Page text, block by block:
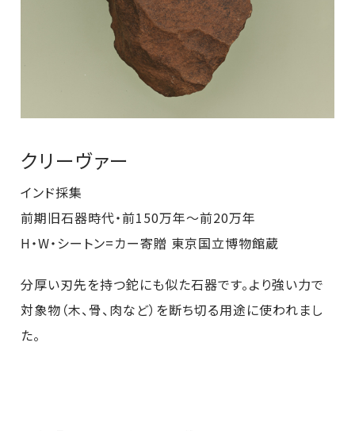
クリーヴァー
インド採集
前期旧石器時代・前150万年～前20万年
H・W・シートン=カー寄贈 東京国立博物館蔵
分厚い刃先を持つ鉈にも似た石器です。より強い力で
対象物（木、骨、肉など）を断ち切る用途に使われまし
た。